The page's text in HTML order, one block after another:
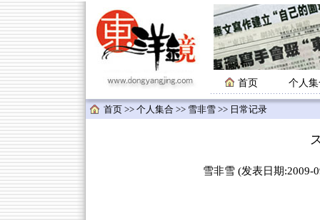
首页 个人
首页 >> 个人集合 >> 雪非雪 >> 日常记录
雪非雪 (发表日期:2009-